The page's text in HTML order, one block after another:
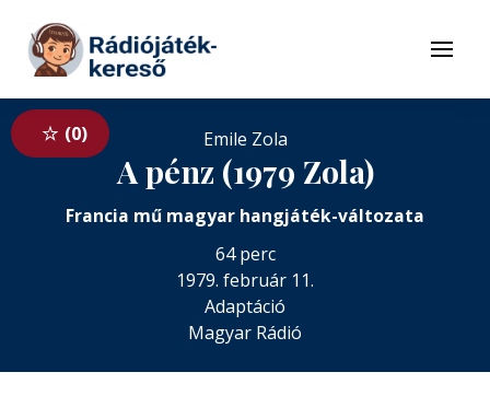
Tovább a tartalomhoz
Menü
0 Emile Zola
A pénz (1979 Zola)
Francia mű magyar hangjáték-változata
64 perc
1979. február 11.
Adaptáció
Magyar Rádió